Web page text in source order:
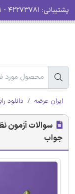
پشتیبانی:
ایران عرضه دانلود
سوالات آزمون
جواب